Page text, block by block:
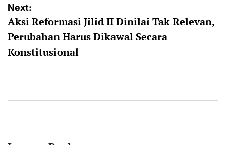
Next:
Aksi Reformasi Jilid II Dinilai Tak Relevan,
Perubahan Harus Dikawal Secara
Konstitusional